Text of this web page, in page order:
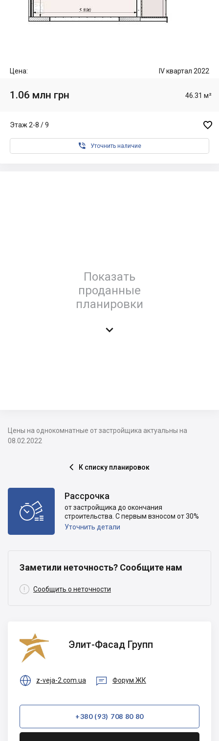
Цена: IV квартал 2022
1.06 млн грн 46.31 м²
Этаж 2-8 / 9 
 Уточнить наличие
Показать
проданные
планировки

Цены на однокомнатные от застройщика актуальны на
08.02.2022
 К списку планировок

Рассрочка
от застройщика до окончания
строительства. С первым взносом от 30%
Уточнить детали
Заметили неточность? Сообщите нам
 Сообщить о неточности
Элит-
Фасад
Групп
Элит-Фасад Групп
 z-veja-2.com.ua  Форум ЖК
+380 (93) 708 80 80